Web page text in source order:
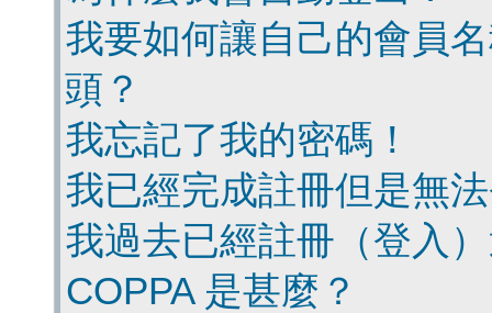
我要如何讓自己的會員
頭？
我忘記了我的密碼！
我已經完成註冊但是無
我過去已經註冊（登入
COPPA 是甚麼？